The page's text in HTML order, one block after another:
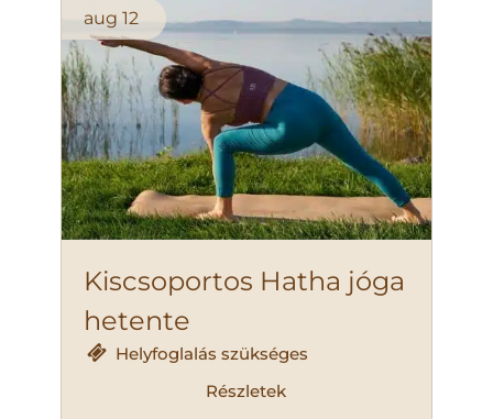
aug 12
Kiscsoportos Hatha jóga
hetente
Helyfoglalás szükséges
Részletek